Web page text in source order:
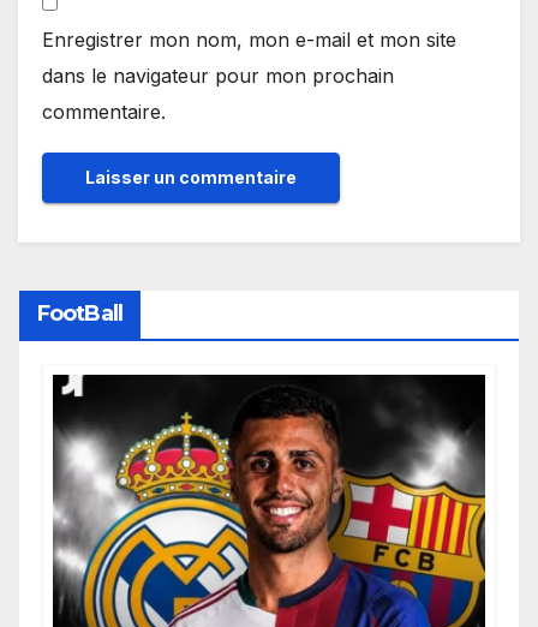
Enregistrer mon nom, mon e-mail et mon site
dans le navigateur pour mon prochain
commentaire.
FootBall